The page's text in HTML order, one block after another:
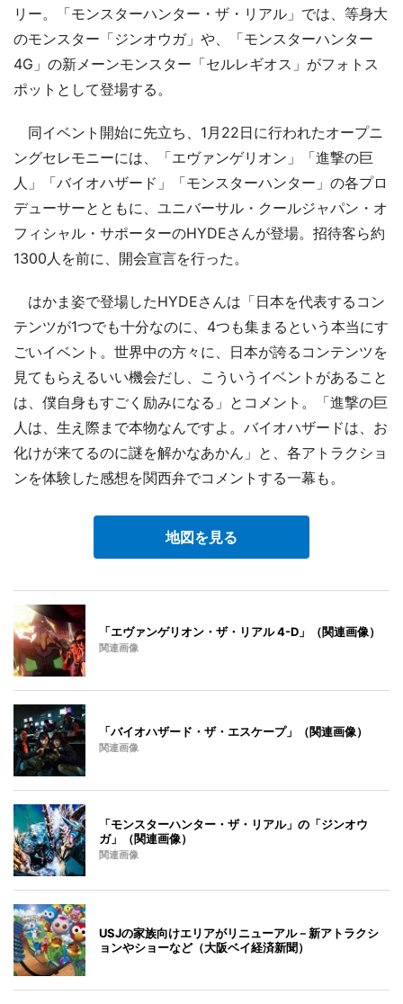
リー。「モンスターハンター・ザ・リアル」では、等身大
のモンスター「ジンオウガ」や、「モンスターハンター
4G」の新メーンモンスター「セルレギオス」がフォトス
ポットとして登場する。
同イベント開始に先立ち、1月22日に行われたオープニ
ングセレモニーには、「エヴァンゲリオン」「進撃の巨
人」「バイオハザード」「モンスターハンター」の各プロ
デューサーとともに、ユニバーサル・クールジャパン・オ
フィシャル・サポーターのHYDEさんが登場。招待客ら約
1300人を前に、開会宣言を行った。
はかま姿で登場したHYDEさんは「日本を代表するコン
テンツが1つでも十分なのに、4つも集まるという本当にす
ごいイベント。世界中の方々に、日本が誇るコンテンツを
見てもらえるいい機会だし、こういうイベントがあること
は、僕自身もすごく励みになる」とコメント。「進撃の巨
人は、生え際まで本物なんですよ。バイオハザードは、お
化けが来てるのに謎を解かなあかん」と、各アトラクショ
ンを体験した感想を関西弁でコメントする一幕も。
地図を見る
「エヴァンゲリオン・ザ・リアル 4-D」（関連画像）
関連画像
「バイオハザード・ザ・エスケープ」（関連画像）
関連画像
「モンスターハンター・ザ・リアル」の「ジンオウ
ガ」（関連画像）
関連画像
USJの家族向けエリアがリニューアル－新アトラクシ
ョンやショーなど（大阪ベイ経済新聞）